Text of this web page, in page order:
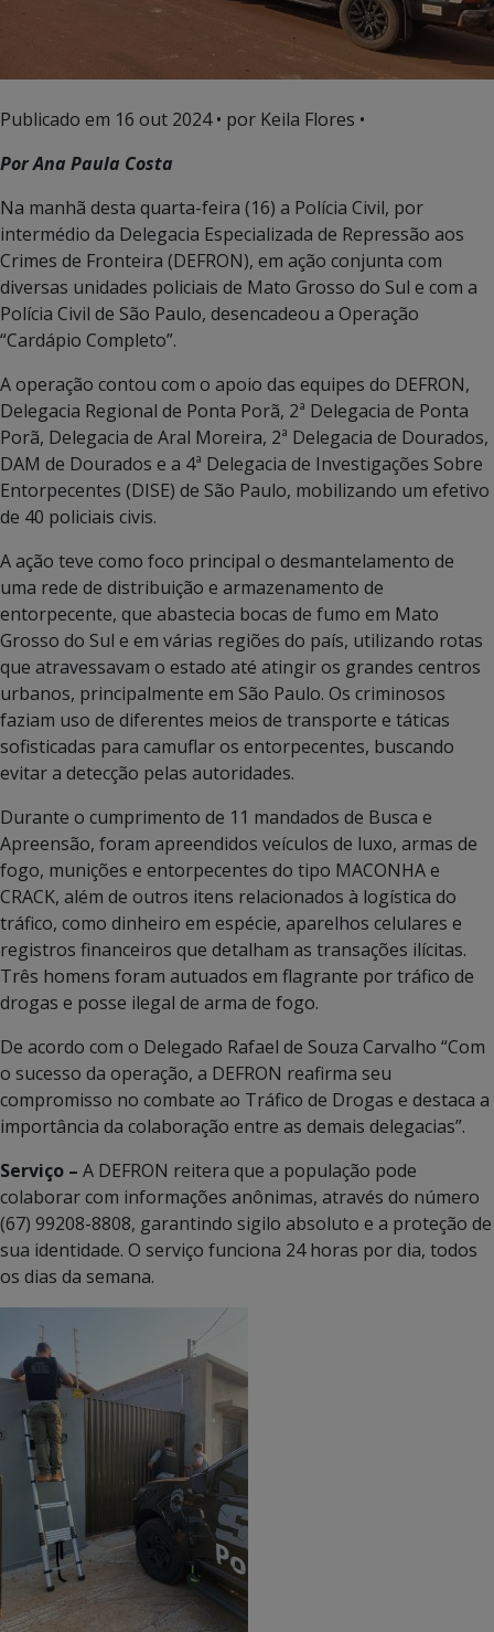
Publicado em 16 out 2024• por Keila Flores •
Por Ana Paula Costa
Na manhã desta quarta-feira (16) a Polícia Civil, por
intermédio da Delegacia Especializada de Repressão aos
Crimes de Fronteira (DEFRON), em ação conjunta com
diversas unidades policiais de Mato Grosso do Sul e com a
Polícia Civil de São Paulo, desencadeou a Operação
“Cardápio Completo”.
A operação contou com o apoio das equipes do DEFRON,
Delegacia Regional de Ponta Porã, 2ª Delegacia de Ponta
Porã, Delegacia de Aral Moreira, 2ª Delegacia de Dourados,
DAM de Dourados e a 4ª Delegacia de Investigações Sobre
Entorpecentes (DISE) de São Paulo, mobilizando um efetivo
de 40 policiais civis.
A ação teve como foco principal o desmantelamento de
uma rede de distribuição e armazenamento de
entorpecente, que abastecia bocas de fumo em Mato
Grosso do Sul e em várias regiões do país, utilizando rotas
que atravessavam o estado até atingir os grandes centros
urbanos, principalmente em São Paulo. Os criminosos
faziam uso de diferentes meios de transporte e táticas
sofisticadas para camuflar os entorpecentes, buscando
evitar a detecção pelas autoridades.
Durante o cumprimento de 11 mandados de Busca e
Apreensão, foram apreendidos veículos de luxo, armas de
fogo, munições e entorpecentes do tipo MACONHA e
CRACK, além de outros itens relacionados à logística do
tráfico, como dinheiro em espécie, aparelhos celulares e
registros financeiros que detalham as transações ilícitas.
Três homens foram autuados em flagrante por tráfico de
drogas e posse ilegal de arma de fogo.
De acordo com o Delegado Rafael de Souza Carvalho “Com
o sucesso da operação, a DEFRON reafirma seu
compromisso no combate ao Tráfico de Drogas e destaca a
importância da colaboração entre as demais delegacias”.
Serviço – A DEFRON reitera que a população pode
colaborar com informações anônimas, através do número
(67) 99208-8808, garantindo sigilo absoluto e a proteção de
sua identidade. O serviço funciona 24 horas por dia, todos
os dias da semana.